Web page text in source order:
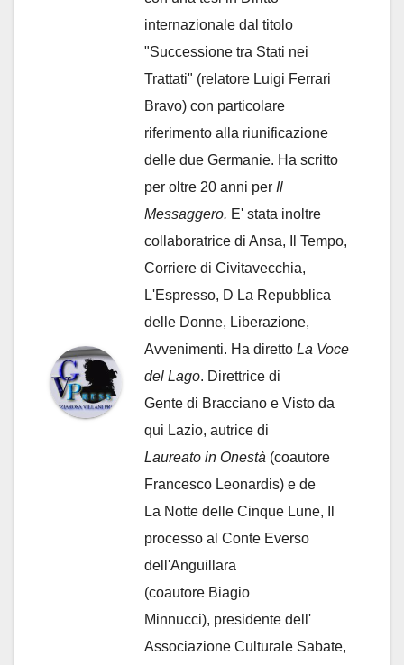
internazionale dal titolo
"Successione tra Stati nei
Trattati" (relatore Luigi Ferrari
Bravo) con particolare
riferimento alla riunificazione
delle due Germanie. Ha scritto
per oltre 20 anni per Il
Messaggero. E' stata inoltre
collaboratrice di Ansa, Il Tempo,
Corriere di Civitavecchia,
L'Espresso, D La Repubblica
delle Donne, Liberazione,
Avvenimenti. Ha diretto La Voce
del Lago. Direttrice di
Gente di Bracciano e Visto da
qui Lazio, autrice di
Laureato in Onestà (coautore
Francesco Leonardis) e de
La Notte delle Cinque Lune, Il
processo al Conte Everso
dell'Anguillara
(coautore Biagio
Minnucci), presidente dell'
Associazione Culturale Sabate,